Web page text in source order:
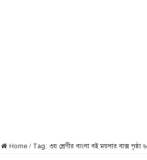
Home / Tag:৩য় শ্রেণীর বাংলা বই ময়লার বাক্স পৃষ্ঠা ৬